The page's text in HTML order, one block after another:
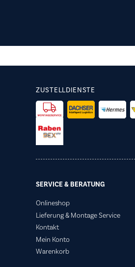
ZUSTELLDIENSTE
SERVICE & BERATUNG
Onlineshop
Lieferung & Montage Service
Kontakt
Mein Konto
Warenkorb